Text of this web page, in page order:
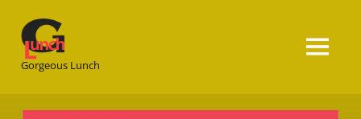
Gorgeous Lunch